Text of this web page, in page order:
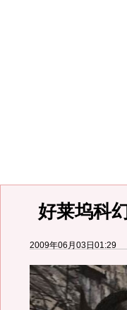
好莱坞科
2009年06月03日01:29